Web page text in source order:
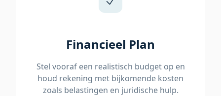
Financieel Plan
Stel vooraf een realistisch budget op en
houd rekening met bijkomende kosten
zoals belastingen en juridische hulp.